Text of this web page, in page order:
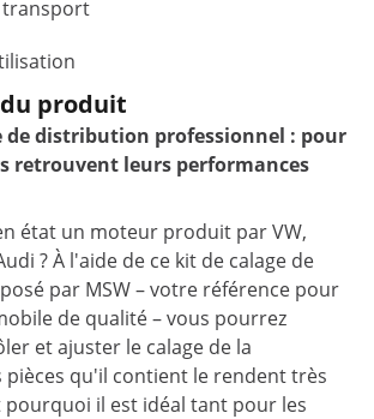
transport
produit
de distribution professionnel : pour
retrouvent leurs performances
état un moteur produit par VW,
? À l'aide de ce kit de calage de
par MSW – votre référence pour
de qualité – vous pourrez
et ajuster le calage de la
pièces qu'il contient le rendent très
pourquoi il est idéal tant pour les